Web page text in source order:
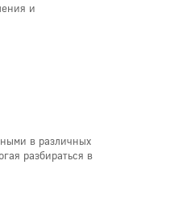
и
в различных
разбираться в